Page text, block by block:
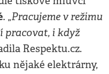
. „Pracujeme v režimu
pracovat, i když
Respektu.cz.
nějaké elektrárny,